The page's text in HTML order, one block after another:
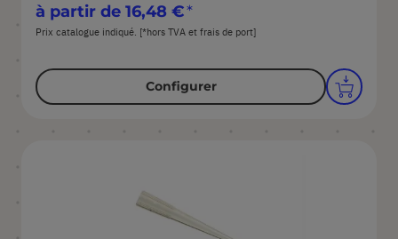
à partir de 16,48 €
Prix catalogue indiqué. [*hors TVA et frais de port]
Configurer